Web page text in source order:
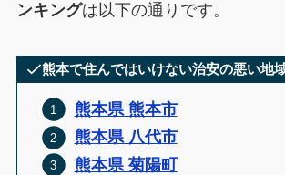
ンキングは以下の通りです。
熊本で住んではいけない治安の悪い地
熊本県 熊本市
熊本県 八代市
熊本県 菊陽町